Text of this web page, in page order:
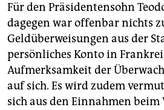
Für den Präsidentensohn
dagegen war offenbar nichts
Geldüberweisungen aus der
persönliches Konto in
Aufmerksamkeit der
auf sich. Es wird zudem
sich aus den Einnahmen beim